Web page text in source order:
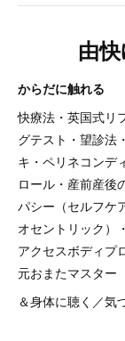
由
からだに触れる
快療法・英国式リ
グテスト・望診法
キ・ペリネコンデ
ロール・産前産後
パシー（セルフケ
オセントリック）
アクセスボディプ
元おまたマスター
＆身体に聴く／気